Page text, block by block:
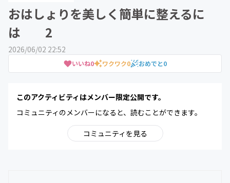
おはしょりを美しく簡単に整えるに
は 2
2026/06/02 22:52
いいね0 ワクワク0 おめでと0
このアクティビティはメンバー限定公開です。
コミュニティのメンバーになると、読むことができます。
コミュニティを見る